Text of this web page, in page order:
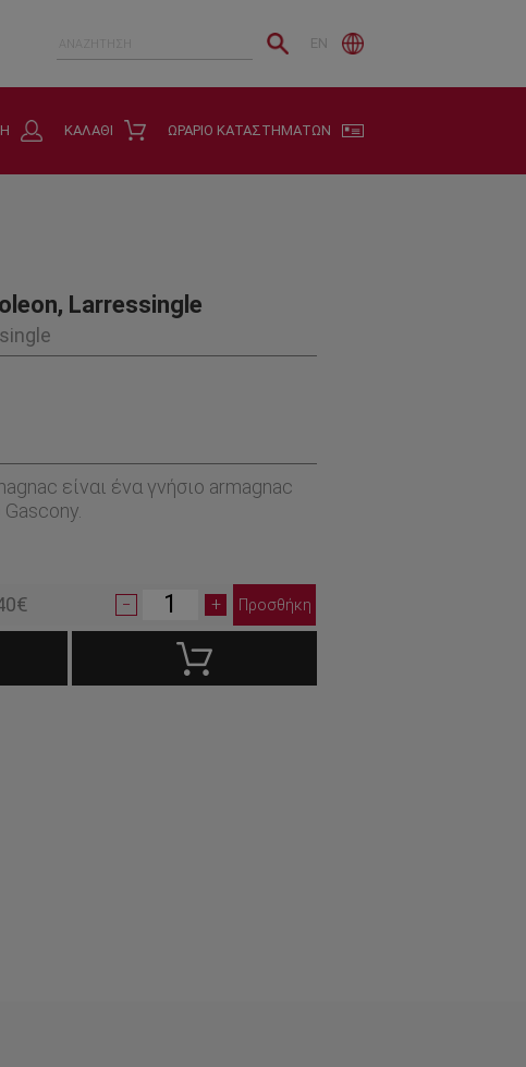
αντί για 4 που είναι η νομοθεσία.
EN
ΩΡΑΡΙΟ ΚΑΤΑΣΤΗΜΑΤΩΝ
ΚΑΛΑΘΙ
Larressingle
είναι ένα γνήσιο armagnac
1